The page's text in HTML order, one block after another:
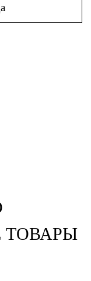
ТОВАРЫ